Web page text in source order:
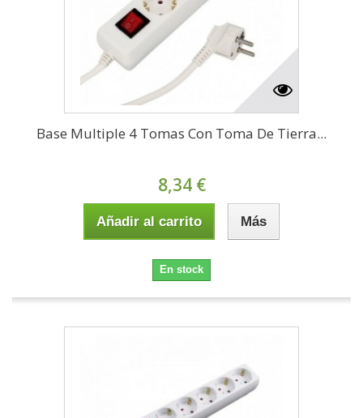
Base Multiple 4 Tomas Con Toma De Tierra...
8,34 €
Añadir al carrito Más
En stock